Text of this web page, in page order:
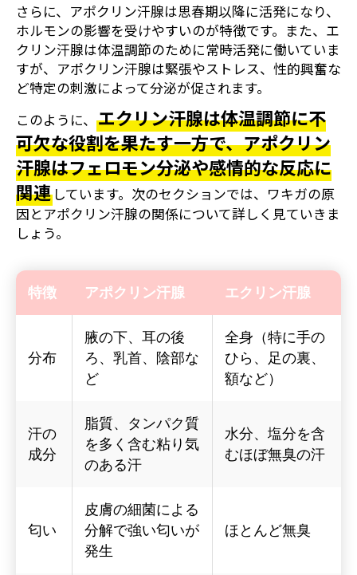
さらに、アポクリン汗腺は思春期以降に活発になり、
ホルモンの影響を受けやすいのが特徴です。また、エ
クリン汗腺は体温調節のために常時活発に働いていま
すが、アポクリン汗腺は緊張やストレス、性的興奮な
ど特定の刺激によって分泌が促されます。
このように、 エクリン汗腺は体温調節に不
可欠な役割を果たす一方で、アポクリン
汗腺はフェロモン分泌や感情的な反応に
関連 しています。次のセクションでは、ワキガの原
因とアポクリン汗腺の関係について詳しく見ていきま
しょう。
特徴 アポクリン汗腺 エクリン汗腺
分布
腋の下、耳の後
ろ、乳首、陰部な
ど
全身（特に手の
ひら、足の裏、
額など）
汗の
成分
脂質、タンパク質
を多く含む粘り気
のある汗
水分、塩分を含
むほぼ無臭の汗
匂い
皮膚の細菌による
分解で強い匂いが
発生
ほとんど無臭